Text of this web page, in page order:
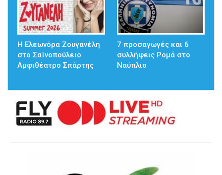
Η Ελεωνόρα Ζουγανέλη
στο Σαϊνοπούλειο
Αμφιθέατρο Σπάρτης
7 προσαγωγές και 6
συλλήψεις Ρομά στο
Ναύπλιο